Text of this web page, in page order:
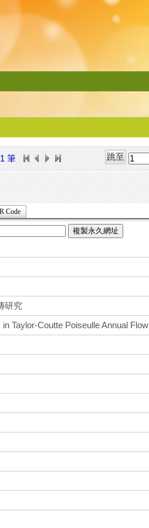
筆
Code
複製永久網址
研究
Taylor-Coutte Poiseulle Annual Flow